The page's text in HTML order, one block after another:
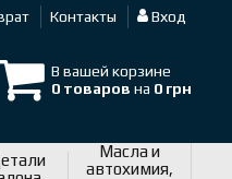
Контакты Вход
В вашей корзине
0 товаров на 0 грн
Масла и
автохимия,